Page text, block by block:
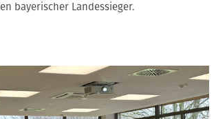
bayerischer Landessieger.